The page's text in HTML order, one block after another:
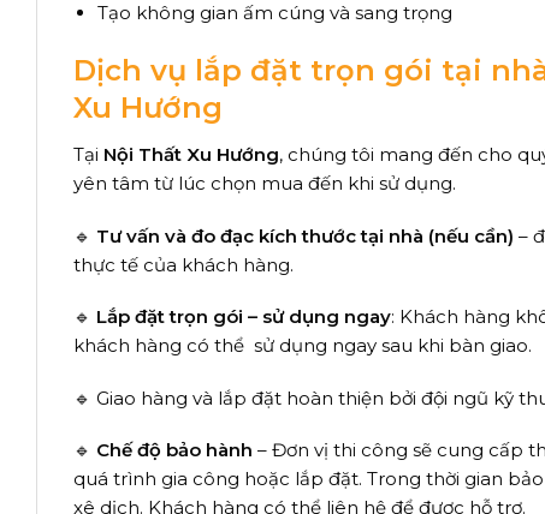
Tạo không gian ấm cúng và sang trọng
Dịch vụ lắp đặt trọn gói tại
Xu Hướng
Tại Nội Thất Xu Hướng, chúng tôi mang đến cho
yên tâm từ lúc chọn mua đến khi sử dụng.
🔹 Tư vấn và đo đạc kích thước tại nhà (nếu cần) –
thực tế của khách hàng.
🔹 Lắp đặt trọn gói – sử dụng ngay: Khách hàng
khách hàng có thể sử dụng ngay sau khi bàn giao.
🔹 Giao hàng và lắp đặt hoàn thiện bởi đội ngũ kỹ
🔹 Chế độ bảo hành – Đơn vị thi công sẽ cung cấp
quá trình gia công hoặc lắp đặt. Trong thời gian
xê dịch. Khách hàng có thể liên hệ để được hỗ trợ.